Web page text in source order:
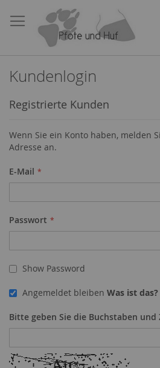
zum
Inhalt
Kundenlogin
Registrierte Kunden
Wenn Sie ein Konto haben, melden
Adresse an.
E-Mail
Passwort
Show Password
Angemeldet bleiben Was ist das?
Bitte geben Sie die Buchstaben